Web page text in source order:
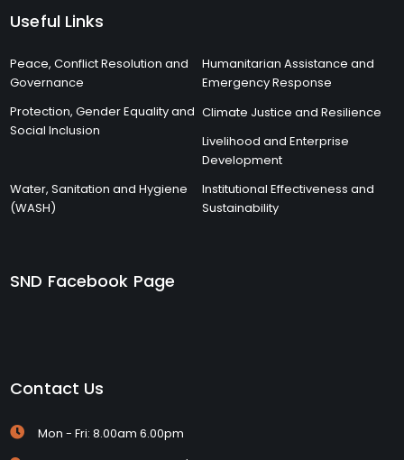
Useful Links
Peace, Conflict Resolution and
Governance
Humanitarian Assistance and
Emergency Response
Protection, Gender Equality and
Social Inclusion
Climate Justice and Resilience
Livelihood and Enterprise
Development
Water, Sanitation and Hygiene
(WASH)
Institutional Effectiveness and
Sustainability
SND Facebook Page
Contact Us
Mon - Fri: 8.00am 6.00pm